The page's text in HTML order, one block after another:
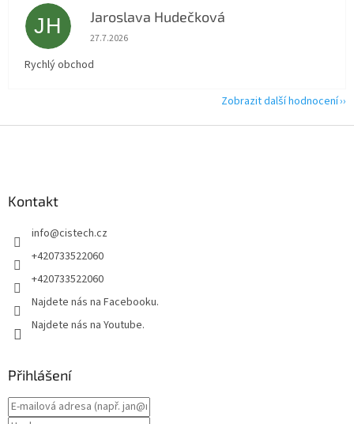
JH Jaroslava Hudečková
Hodnocení obchodu je 5 z 5 hvězdiček.
27.7.2026
Rychlý obchod
Zobrazit další hodnocení
Kontakt
info@cistech.cz
+420733522060
+420733522060
Najdete nás na Facebooku.
Najdete nás na Youtube.
Přihlášení